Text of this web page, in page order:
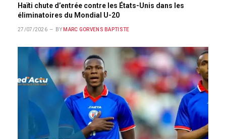
Haïti chute d’entrée contre les États-Unis dans les
éliminatoires du Mondial U-20
27/07/2026 BY MARC GORVENS BAPTISTE